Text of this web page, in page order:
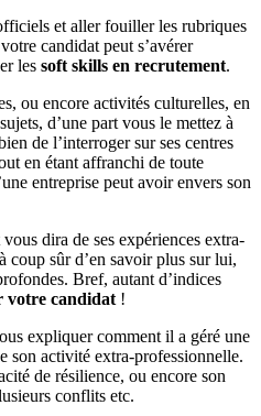
et aller fouiller les rubriques
candidat peut s’avérer
les soft skills en recrutement.
ou encore activités culturelles, en
d’une part vous le mettez à
de l’interroger sur ses centres
en étant affranchi de toute
entreprise peut avoir envers son
dira de ses expériences extra-
coup sûr d’en savoir plus sur lui,
Bref, autant d’indices
votre candidat !
expliquer comment il a géré une
son activité extra-professionnelle.
de résilience, ou encore son
conflits etc.